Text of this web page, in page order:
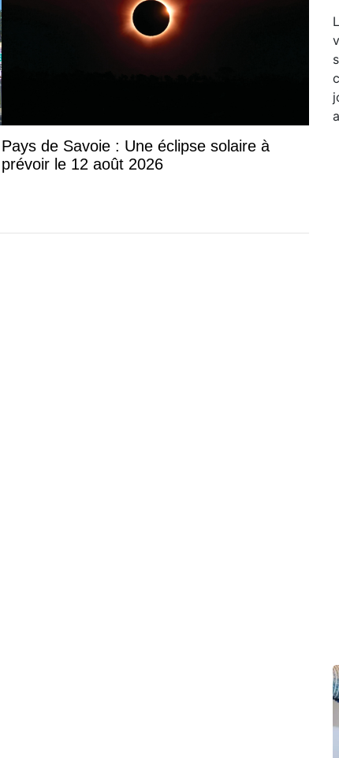
Pays de Savoie : Une éclipse solaire à
prévoir le 12 août 2026